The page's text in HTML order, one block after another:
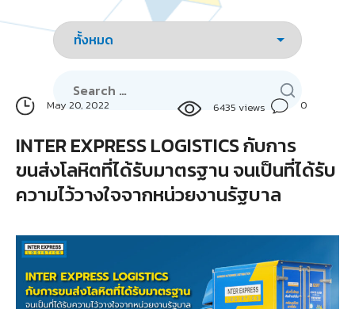
May 20, 2022 6435 views 0
INTER EXPRESS LOGISTICS กับการ
ขนส่งโลหิตที่ได้รับมาตรฐาน จนเป็นที่ได้รับ
ความไว้วางใจจากหน่วยงานรัฐบาล